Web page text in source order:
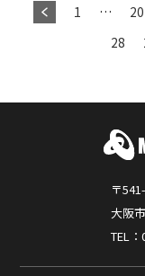
1 … 20
28
〒
大阪
TEL：